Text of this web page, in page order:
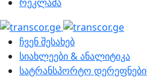
ჩვენ შესახებ
სიახლეები & ანალიტიკა
სატრანსპორტო